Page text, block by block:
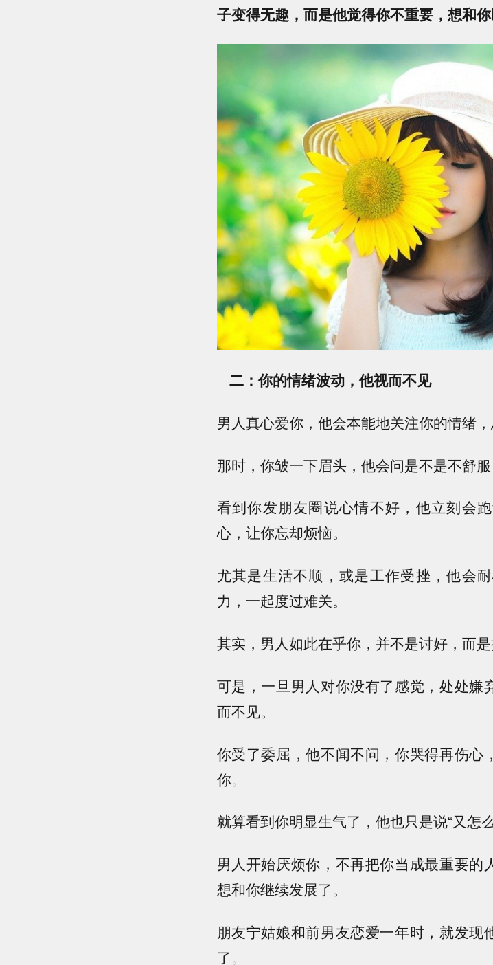
子变得无趣，而是他觉得你不重要，想和你
二：你的情绪波动，他视而不见
男人真心爱你，他会本能地关注你的情绪，
那时，你皱一下眉头，他会问是不是不舒服
看到你发朋友圈说心情不好，他立刻会
心，让你忘却烦恼。
尤其是生活不顺，或是工作受挫，他会
力，一起度过难关。
其实，男人如此在乎你，并不是讨好，而是
可是，一旦男人对你没有了感觉，处处嫌
而不见。
你受了委屈，他不闻不问，你哭得再伤心
你。
就算看到你明显生气了，他也只是说“又怎
男人开始厌烦你，不再把你当成最重要的
想和你继续发展了。
朋友宁姑娘和前男友恋爱一年时，就发
了。